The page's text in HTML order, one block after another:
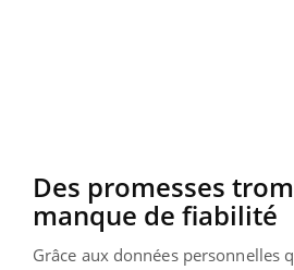
Des promesses
manque de fiabilité
Grâce aux données personnelles